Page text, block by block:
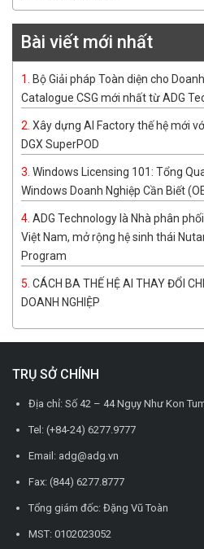
Bài viết mới nhất
Bộ Giải pháp Toàn diện cho
Catalogue CSG mới nhất từ ADG
Xây dựng AI Factory thế hệ mới
DGX SuperPOD
Windows Licensing 101: Tổng
Windows Doanh Nghiệp Cần Biết
ADG Technology là Nhà phân
Việt Nam, mở rộng hệ sinh thái
Program
CÁCH BA THẾ HỆ AI THAY ĐỔI
DOANH NGHIỆP
TRỤ SỞ CHÍNH
Địa chỉ: Số 42 – 44 Ngụy Như Kon
Tel: (+84-24) 6277.9777
Email: adg@adg.vn
Fax: (844) 6277.8777
Tổng giám đốc: Đặng Vũ Toàn
MST: 0102023052